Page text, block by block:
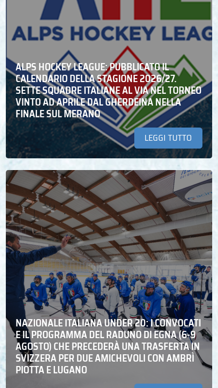
ALPS HOCKEY LEAGUE: PUBBLICATO IL
CALENDARIO DELLA STAGIONE 2026/27.
SETTE SQUADRE ITALIANE AL VIA NEL TORNEO
VINTO AD APRILE DAL GHERDEINA NELLA
FINALE SUL MERANO
LEGGI TUTTO
NAZIONALE ITALIANA UNDER 20: I CONVOCATI
E IL PROGRAMMA DEL RADUNO DI EGNA (6-9
AGOSTO) CHE PRECEDERÀ UNA TRASFERTA IN
SVIZZERA PER DUE AMICHEVOLI CON AMBRÌ
PIOTTA E LUGANO